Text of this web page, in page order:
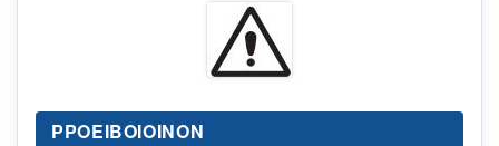
PPOEIBOIOINON